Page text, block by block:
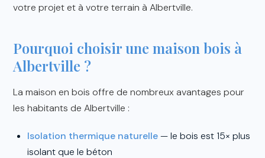
votre projet et à votre terrain à Albertville.
Pourquoi choisir une maison bois à
Albertville ?
La maison en bois offre de nombreux avantages pour
les habitants de Albertville :
Isolation thermique naturelle— le bois est 15× plus
isolant que le béton